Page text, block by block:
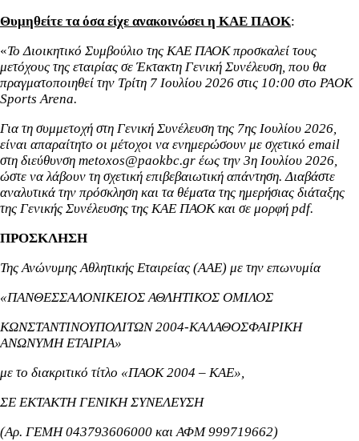
Θυμηθείτε τα όσα είχε ανακοινώσει η ΚΑΕ ΠΑΟΚ:
«Το Διοικητικό Συμβούλιο της ΚΑΕ ΠΑΟΚ προσκαλεί τους
μετόχους της εταιρίας σε Έκτακτη Γενική Συνέλευση, που θα
πραγματοποιηθεί την Τρίτη 7 Ιουλίου 2026 στις 10:00 στο PAOK
Sports Arena.
Για τη συμμετοχή στη Γενική Συνέλευση της 7ης Ιουλίου 2026,
είναι απαραίτητο οι μέτοχοι να ενημερώσουν με σχετικό email
στη διεύθυνση metoxos@paokbc.gr έως την 3η Ιουλίου 2026,
ώστε να λάβουν τη σχετική επιβεβαιωτική απάντηση. Διαβάστε
αναλυτικά την πρόσκληση και τα θέματα της ημερήσιας διάταξης
της Γενικής Συνέλευσης της ΚΑΕ ΠΑΟΚ και σε μορφή pdf.
ΠΡΟΣΚΛΗΣΗ
Της Ανώνυμης Αθλητικής Εταιρείας (ΑΑΕ) με την επωνυμία
«ΠΑΝΘΕΣΣΑΛΟΝΙΚΕΙΟΣ ΑΘΛΗΤΙΚΟΣ ΟΜΙΛΟΣ
ΚΩΝΣΤΑΝΤΙΝΟΥΠΟΛΙΤΩΝ 2004-ΚΑΛΑΘΟΣΦΑΙΡΙΚΗ
ΑΝΩΝΥΜΗ ΕΤΑΙΡΙΑ»
με το διακριτικό τίτλο «ΠΑΟΚ 2004 – ΚΑΕ»,
ΣΕ ΕΚΤΑΚΤΗ ΓΕΝΙΚΗ ΣΥΝΕΛΕΥΣΗ
(Αρ. ΓΕΜΗ 043793606000 και ΑΦΜ 999719662)